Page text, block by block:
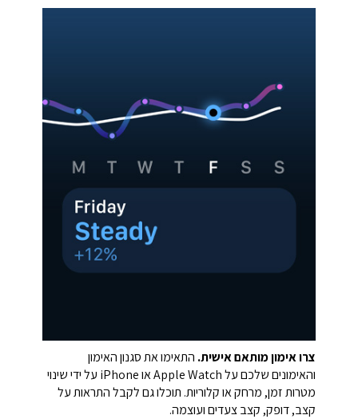
צרו אימון מותאם אישית. התאימו את סגנון האימון
והאימונים שלכם על Apple Watch או iPhone על ידי שינוי
מטרות זמן, מרחק או קלוריות. תוכלו גם לקבל התראות על
קצב, דופק, קצב צעדים ועוצמה.